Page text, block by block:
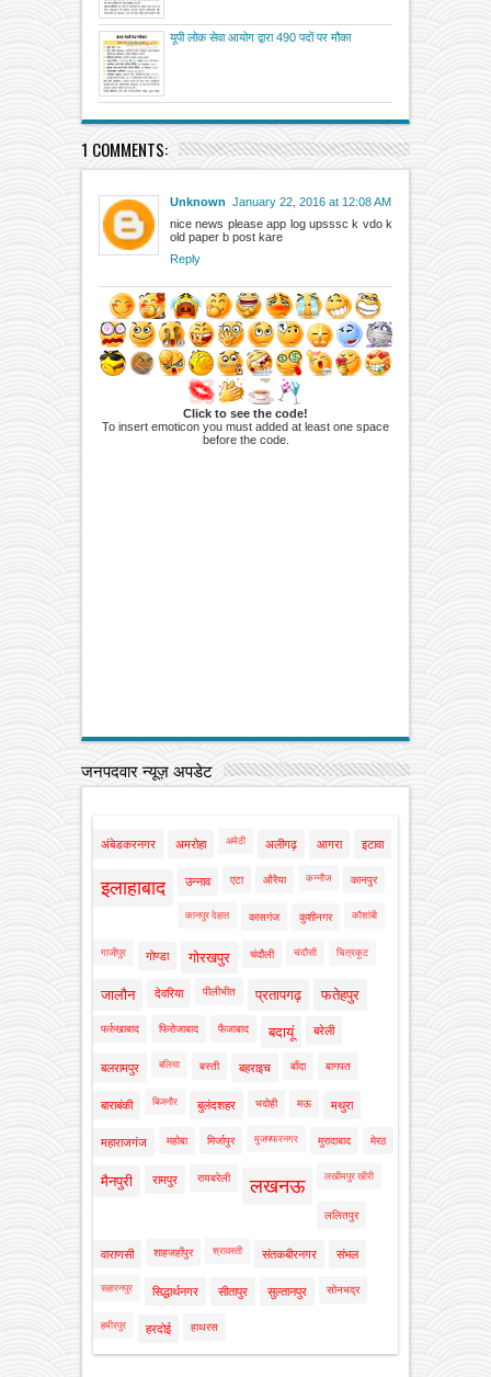
यूपी लोक सेवा आयोग द्वारा 490 पदों पर मौका
1 COMMENTS:
Unknown January 22, 2016 at 12:08 AM
nice news please app log upsssc k vdo k
old paper b post kare
Reply
Click to see the code!
To insert emoticon you must added at least one space
before the code.
जनपदवार न्यूज़ अपडेट
अंबेडकरनगर अमरोहा अमेठी अलीगढ़ आगरा इटावा
इलाहाबाद उन्नाव एटा औरैया कन्नौज कानपुर
कानपुर देहात कासगंज कुशीनगर कौशांबी
गाजीपुर गोण्डा गोरखपुर चंदौली चंदौसी चित्रकूट
जालौन देवरिया पीलीभीत प्रतापगढ़ फतेहपुर
फर्रुखाबाद फिरोजाबाद फैजाबाद बदायूं बरेली
बलरामपुर बलिया बस्ती बहराइच बाँदा बागपत
बाराबंकी बिजनौर बुलंदशहर भदोही मऊ मथुरा
महाराजगंज महोबा मिर्जापुर मुजफ्फरनगर मुरादाबाद मेरठ
मैनपुरी रामपुर रायबरेली लखनऊ लखीमपुर खीरी
ललितपुर
वाराणसी शाहजहाँपुर श्रावस्ती संतकबीरनगर संभल
सहारनपुर सिद्धार्थनगर सीतापुर सुल्तानपुर सोनभद्र
हमीरपुर हरदोई हाथरस